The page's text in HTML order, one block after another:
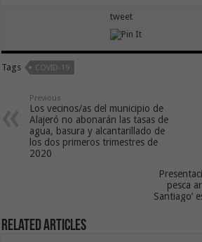
tweet
Tags COVID-19
Previous
Los vecinos/as del municipio de
Alajeró no abonarán las tasas de
agua, basura y alcantarillado de
los dos primeros trimestres de
2020
pesca
Santiago’
Related Articles